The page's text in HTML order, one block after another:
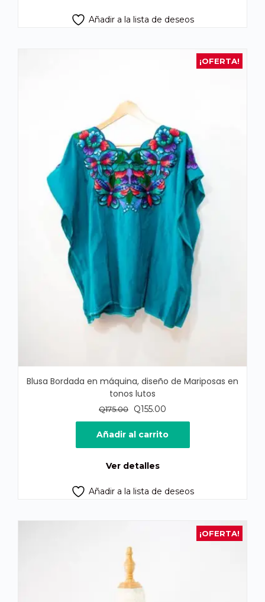
Añadir a la lista de deseos
¡OFERTA!
Blusa Bordada en máquina, diseño de Mariposas en
tonos lutos
Q175.00
El
precio
original
era:
Q155.00
precio
actual
es:
Añadir al carrito
Ver detalles
Añadir a la lista de deseos
¡OFERTA!